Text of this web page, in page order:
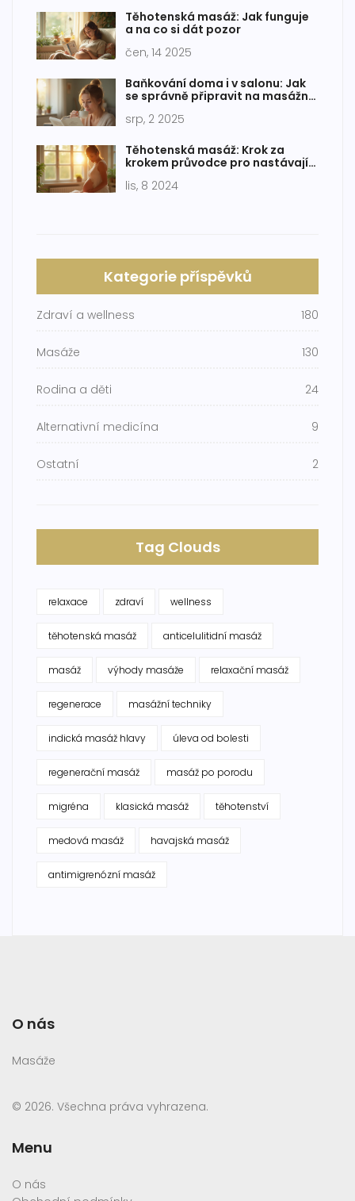
Těhotenská masáž: Jak funguje
a na co si dát pozor
čen, 14 2025
Baňkování doma i v salonu: Jak
se správně připravit na masážní
srp, 2 2025
Těhotenská masáž: Krok za
krokem průvodce pro nastávající
lis, 8 2024
Kategorie příspěvků
Zdraví a wellness 180
Masáže 130
Rodina a děti 24
Alternativní medicína 9
Ostatní 2
Tag Clouds
relaxace zdraví wellness
těhotenská masáž anticelulitidní masáž
masáž výhody masáže relaxační masáž
regenerace masážní techniky
indická masáž hlavy úleva od bolesti
regenerační masáž masáž po porodu
migréna klasická masáž těhotenství
medová masáž havajská masáž
antimigrenózní masáž
O nás
Masáže
© 2026. Všechna práva vyhrazena.
Menu
O nás